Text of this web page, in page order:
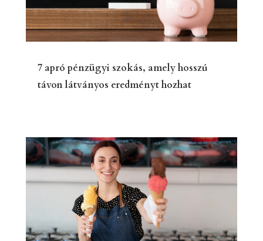
7 apró pénzügyi szokás, amely hosszú
távon látványos eredményt hozhat